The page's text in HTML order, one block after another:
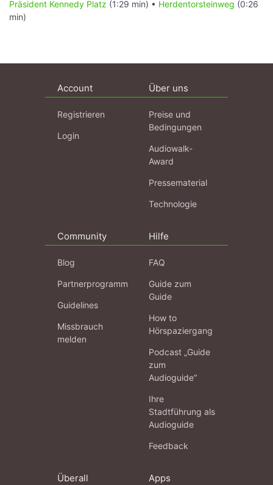
Präsident Kennedy Platz (1:29 min) • Herdentorsteinweg (0:26
min)
Account
Registrieren
Login
Über uns
Preise und
Bedingungen
Audiowalk-
Award
Pressematerial
Technologie
Community
Blog
Partnerprogramm
Guidelines
Missbrauch
melden
Hilfe
FAQ
Guide zum
Guide
How to
Hörspaziergang
Podcast „Guide
zum
Audioguide“
Ihre
Stadtführung als
Audioguide
Feedback
Überall Apps